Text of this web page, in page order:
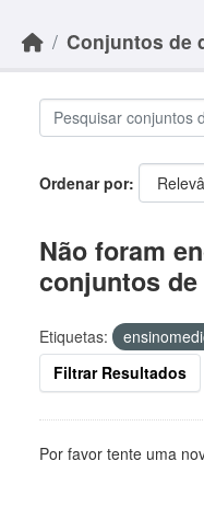
Conjuntos de
Ordenar por
Não foram
conjuntos
Etiquetas:
Filtrar Resultados
Por favor tente uma